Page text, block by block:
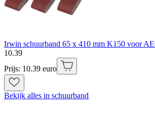
Irwin schuurband 65 x 410 mm K150 voor
10.39
Prijs: 10.39 euro
Bekijk alles in schuurband